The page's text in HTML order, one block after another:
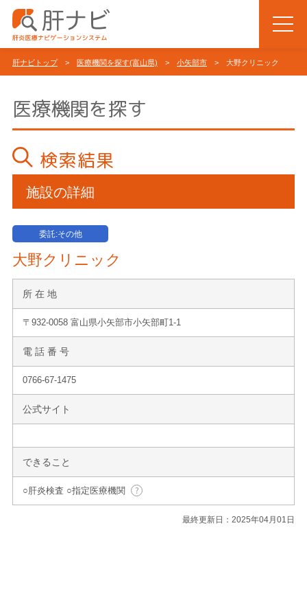
肝ナビトップ> 医療機関を探す(富山県) > 小矢部市 > 大野クリニック
医療機関を探す
検索結果
施設の詳細
委託:その他
大野クリニック
所 在 地
〒932-0058 富山県小矢部市小矢部町1-1
電 話 番 号
0766-67-1475
公式サイト
できること
○肝炎検査 ○指定医療機関
最終更新日：2025年04月01日